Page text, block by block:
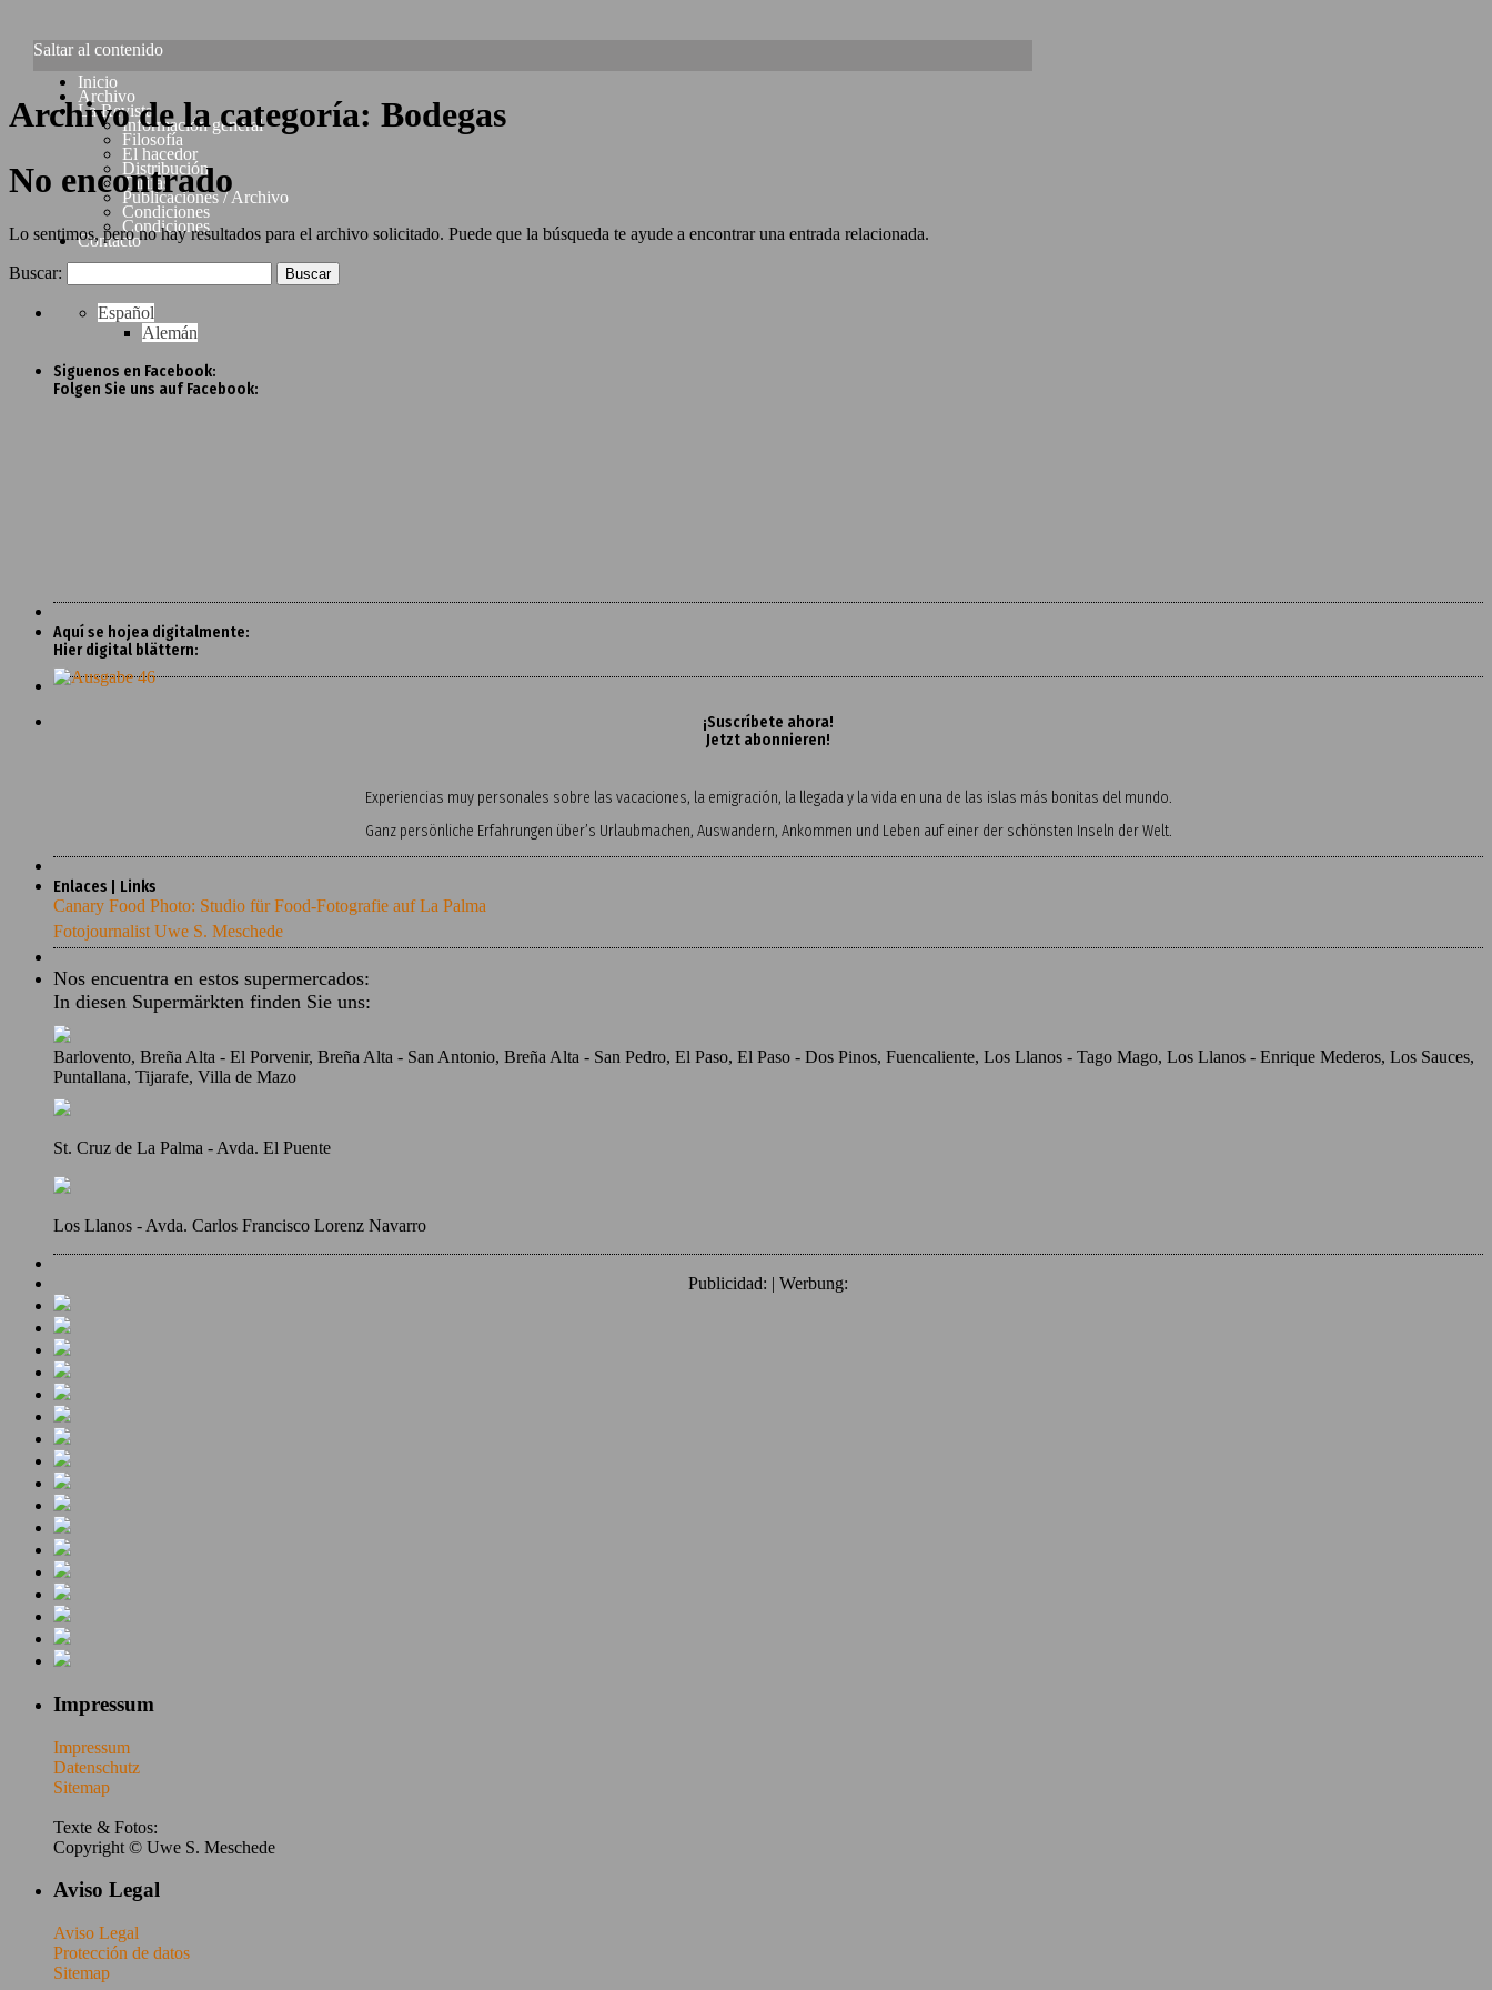
Saltar al contenido
Inicio
Archivo
La Revista
Información general
Filosofía
El hacedor
Distribución
Tarifas
Publicaciones / Archivo
Condiciones
Condiciones
Contacto
Archivo de la categoría: Bodegas
No encontrado
Lo sentimos, pero no hay resultados para el archivo solicitado. Puede que la búsqueda te ayude a encontrar una entrada relacionada.
Buscar:
Español
Alemán
Siguenos en Facebook:
Folgen Sie uns auf Facebook:
Aquí se hojea digitalmente:
Hier digital blättern:
¡Suscríbete ahora!
Jetzt abonnieren!
Experiencias muy personales sobre las vacaciones, la emigración, la llegada y la vida en una de las islas más bonitas del mundo.
Ganz persönliche Erfahrungen über’s Urlaubmachen, Auswandern, Ankommen und Leben auf einer der schönsten Inseln der Welt.
Enlaces | Links
Canary Food Photo: Studio für Food-Fotografie auf La Palma
Fotojournalist Uwe S. Meschede
Nos encuentra en estos supermercados:
In diesen Supermärkten finden Sie uns:
Barlovento, Breña Alta - El Porvenir, Breña Alta - San Antonio, Breña Alta - San Pedro, El Paso, El Paso - Dos Pinos, Fuencaliente, Los Llanos - Tago Mago, Los Llanos - Enrique Mederos, Los Sauces,
Puntallana, Tijarafe, Villa de Mazo
St. Cruz de La Palma - Avda. El Puente
Los Llanos - Avda. Carlos Francisco Lorenz Navarro
Publicidad: | Werbung:
Impressum
Impressum
Datenschutz
Sitemap
Texte & Fotos:
Copyright © Uwe S. Meschede
Aviso Legal
Aviso Legal
Protección de datos
Sitemap